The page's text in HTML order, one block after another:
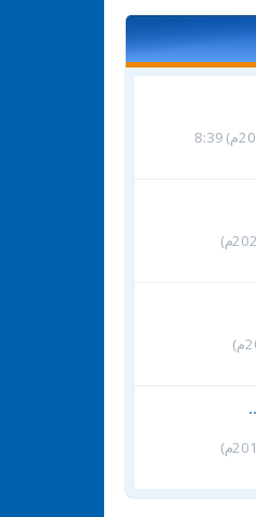
الاثنين 1 ذو الحجة 1447هـ (18-5-2026م) 8:39
الخميس 26 شوال 1441هـ (18-6-2020م)
الأربعاء 9 شعبان 1436هـ (27-5-2015م)
الخميس 22 شوال 1434هـ (29-8-2013م)